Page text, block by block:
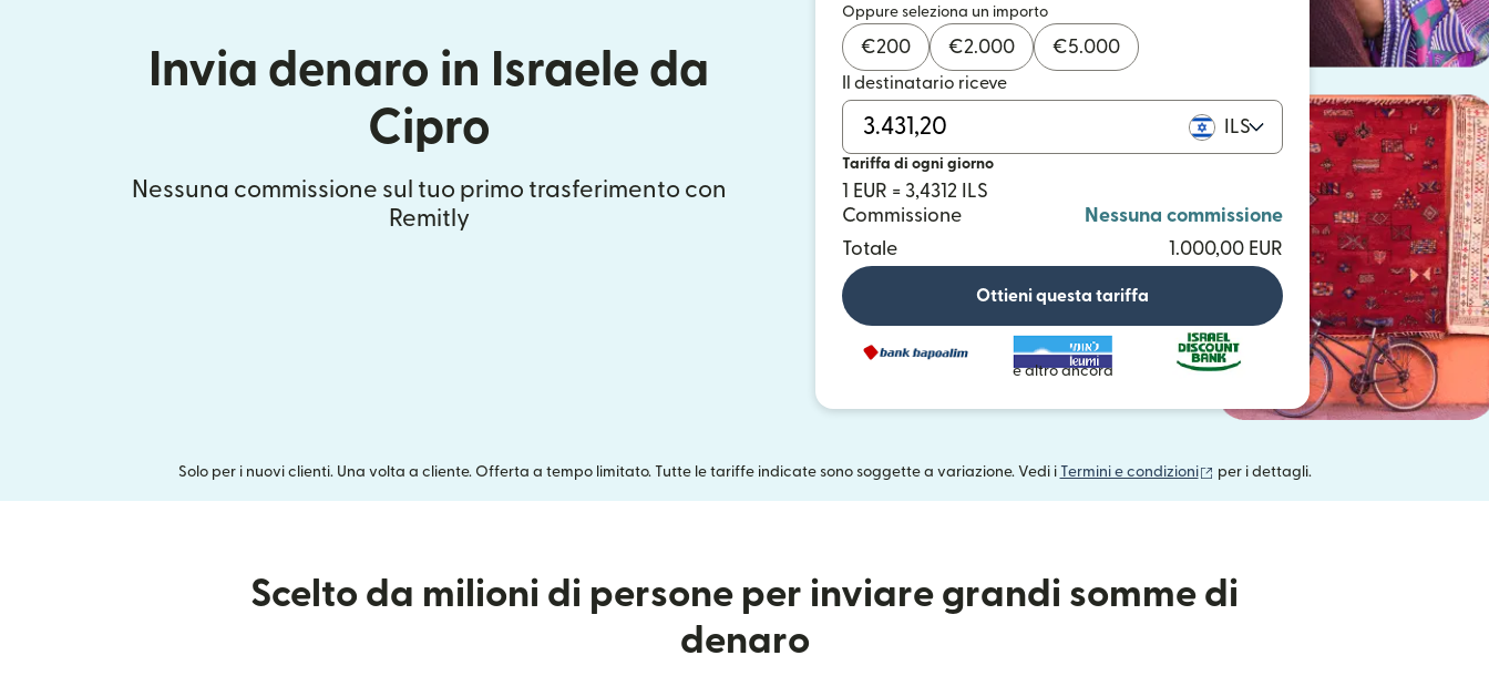
Invia denaro in Israele da
Cipro
Nessuna commissione sul tuo primo trasferimento con
Remitly
Oppure seleziona un importo
€200 €2.000 €5.000
Il destinatario riceve
ILS
Tariffa di ogni giorno
1 EUR = 3,4312 ILS
Commissione
Nessuna commissione
Totale
1.000,00 EUR
Ottieni questa tariffa
e altro ancora
Solo per i nuovi clienti. Una volta a cliente. Offerta a tempo limitato. Tutte le tariffe indicate sono soggette a variazione. Vedi i Termini e condizioni (si apre in una nuova finestra)
per i dettagli.
Scelto da milioni di persone per inviare grandi somme di
denaro